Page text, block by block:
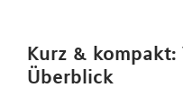
Kurz &
Überblick